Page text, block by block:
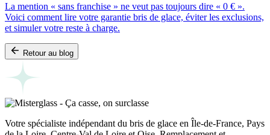
La mention « sans franchise » ne veut pas toujours dire « 0 € ».
Voici comment lire votre garantie bris de glace, éviter les exclusions,
et simuler votre reste à charge.
Retour au blog
Votre spécialiste indépendant du bris de glace en Île-de-France, Pays